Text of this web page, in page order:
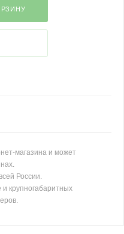
магазина и может
России.
и крупногабаритных